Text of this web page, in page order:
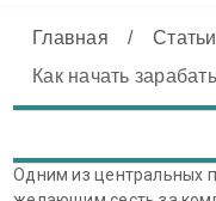
Главная /
Как начать
Одним из центральных